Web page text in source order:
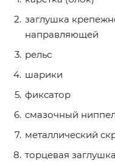
заглушка
направляющей
рельс
шарики
фиксатор
смазочный
металлический
торцевая заглушка